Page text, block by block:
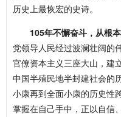
历史上最恢宏的史诗。
105年不懈奋斗，从根
党领导人民经过波澜壮阔的
官僚资本主义三座大山，建
中国半殖民地半封建社会的
小康再到全面小康的历史性
掌握在自己手中，正以自信